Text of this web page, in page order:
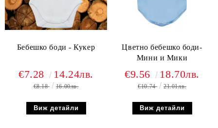
Бебешко боди - Кукер
€7.28 14.24лв.
€8.18 16.00лв.
Виж детайли
Цветно бебешко боди-
Мини и Мики
€9.56 18.70лв.
€10.74 21.01лв.
Виж детайли